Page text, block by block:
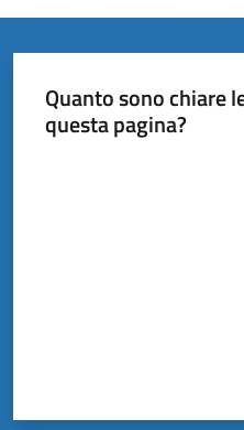
Tutti
Quanto sono chiare
questa pagina?